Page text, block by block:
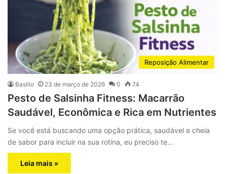
Reposição Alimentar
Basilio 23 de março de 2026 0 74
Pesto de Salsinha Fitness: Macarrão
Saudável, Econômica e Rica em Nutrientes
Se você está buscando uma opção prática, saudável e cheia
de sabor para incluir na sua rotina, eu preciso te…
Leia mais »